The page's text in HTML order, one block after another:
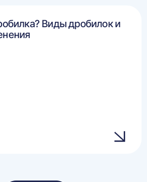
Виды дробилок и